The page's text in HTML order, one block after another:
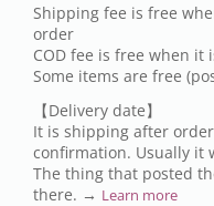
Shipping fee is free
order
COD fee is free when it
Some items are free
【Delivery date】
It is shipping after
confirmation. Usually it
The thing that posted
there. → Learn more